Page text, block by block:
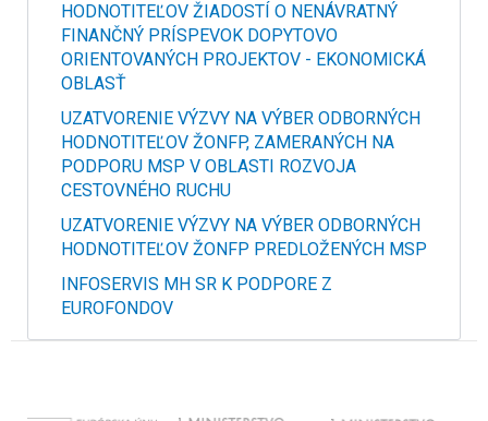
HODNOTITEĽOV ŽIADOSTÍ O NENÁVRATNÝ
FINANČNÝ PRÍSPEVOK DOPYTOVO
ORIENTOVANÝCH PROJEKTOV - EKONOMICKÁ
OBLASŤ
UZATVORENIE VÝZVY NA VÝBER ODBORNÝCH
HODNOTITEĽOV ŽONFP, ZAMERANÝCH NA
PODPORU MSP V OBLASTI ROZVOJA
CESTOVNÉHO RUCHU
UZATVORENIE VÝZVY NA VÝBER ODBORNÝCH
HODNOTITEĽOV ŽONFP PREDLOŽENÝCH MSP
INFOSERVIS MH SR K PODPORE Z
EUROFONDOV